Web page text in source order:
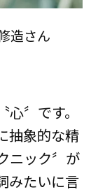
造さん
〞です。
抽象的な精
ニック〞が
みたいに言